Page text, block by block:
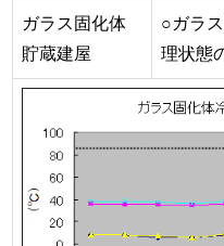
ガラス固化体
貯蔵建屋
○ガラ
理状態